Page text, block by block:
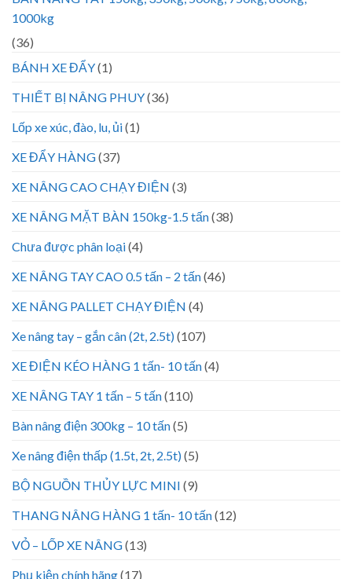
1000kg
(36)
BÁNH XE ĐẨY(1)
THIẾT BỊ NÂNG PHUY(36)
Lốp xe xúc, đào, lu, ủi(1)
XE ĐẨY HÀNG(37)
XE NÂNG CAO CHẠY ĐIỆN (3)
XE NÂNG MẶT BÀN 150kg-1.5 tấn(38)
Chưa được phân loại(4)
XE NÂNG TAY CAO 0.5 tấn – 2 tấn(46)
XE NÂNG PALLET CHẠY ĐIỆN (4)
Xe nâng tay – gắn cân (2t, 2.5t)(107)
XE ĐIỆN KÉO HÀNG 1 tấn- 10 tấn(4)
XE NÂNG TAY 1 tấn – 5 tấn(110)
Bàn nâng điện 300kg – 10 tấn(5)
Xe nâng điện thấp (1.5t, 2t, 2.5t)(5)
BỘ NGUỒN THỦY LỰC MINI (9)
THANG NÂNG HÀNG 1 tấn- 10 tấn(12)
VỎ – LỐP XE NÂNG(13)
Phụ kiện chính hãng(17)